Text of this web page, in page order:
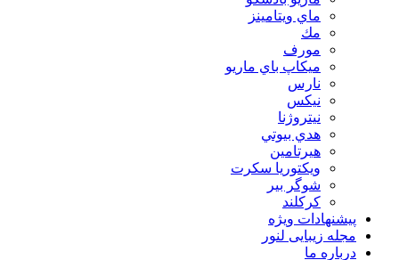
ماي ويتامينز
مك
مورف
ميكاپ باي ماريو
نارس
نيكس
نیتروژنا
هدي بيوتي
هیرتامین
ویکتوریا سکرت
شوگر بير
کرکلند
پیشنهادات ویژه
مجله زیبایی لنور
درباره ما